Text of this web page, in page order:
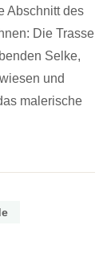
Abschnitt des
Die Trasse
Selke,
und
malerische